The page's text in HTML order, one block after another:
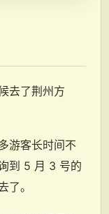
去了荆州方
游客长时间不
到 5 月 3 号的
了。